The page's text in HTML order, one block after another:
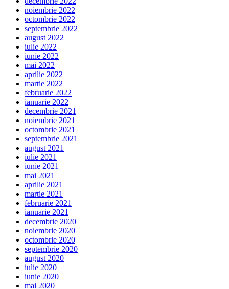
noiembrie 2022
octombrie 2022
septembrie 2022
august 2022
iulie 2022
iunie 2022
mai 2022
aprilie 2022
martie 2022
februarie 2022
ianuarie 2022
decembrie 2021
noiembrie 2021
octombrie 2021
septembrie 2021
august 2021
iulie 2021
iunie 2021
mai 2021
aprilie 2021
martie 2021
februarie 2021
ianuarie 2021
decembrie 2020
noiembrie 2020
octombrie 2020
septembrie 2020
august 2020
iulie 2020
iunie 2020
mai 2020